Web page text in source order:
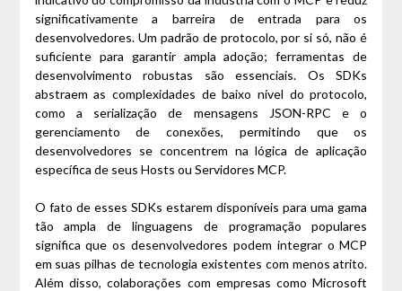
significativamente a barreira de entrada para os
desenvolvedores. Um padrão de protocolo, por si só, não é
suficiente para garantir ampla adoção; ferramentas de
desenvolvimento robustas são essenciais. Os SDKs
abstraem as complexidades de baixo nível do protocolo,
como a serialização de mensagens JSON-RPC e o
gerenciamento de conexões, permitindo que os
desenvolvedores se concentrem na lógica de aplicação
específica de seus Hosts ou Servidores MCP.
O fato de esses SDKs estarem disponíveis para uma gama
tão ampla de linguagens de programação populares
significa que os desenvolvedores podem integrar o MCP
em suas pilhas de tecnologia existentes com menos atrito.
Além disso, colaborações com empresas como Microsoft